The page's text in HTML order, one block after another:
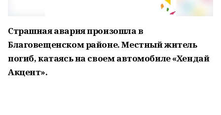
Страшная авария произошла в
Благовещенском районе. Местный житель
погиб, катаясь на своем автомобиле «Хендай
Акцент».